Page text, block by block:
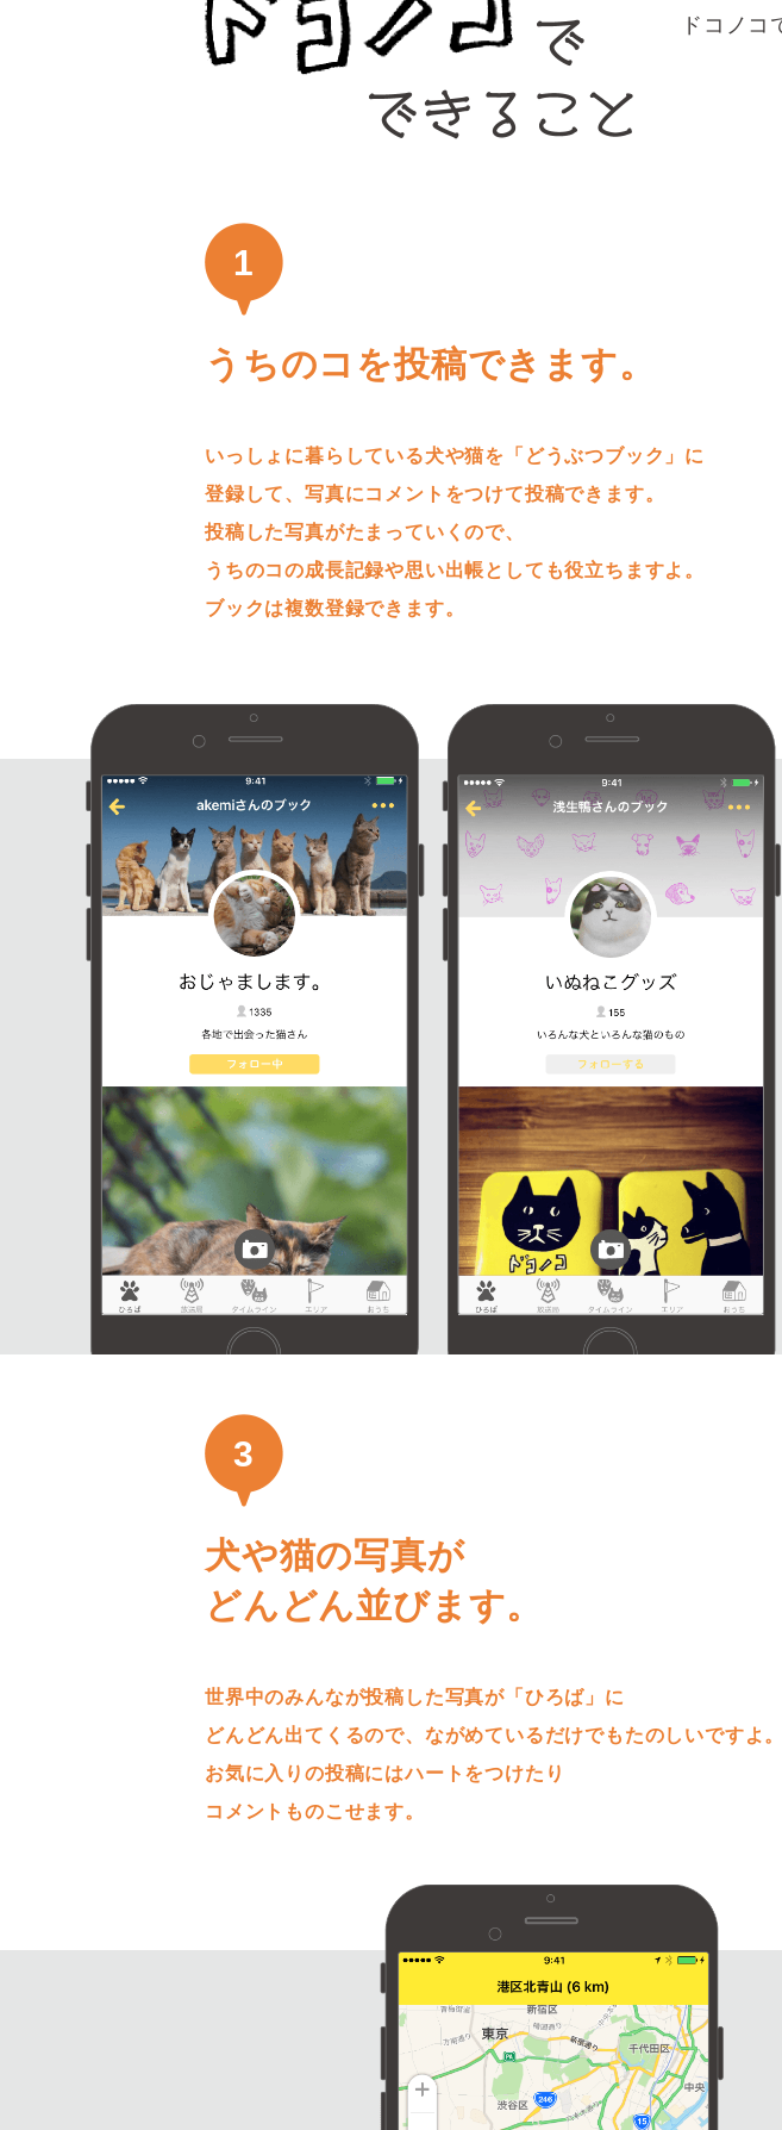
ドコノコ
1
うちのコを投稿できます。
いっしょに暮らしている犬や猫を「どうぶつブック」に
登録して、写真にコメントをつけて投稿できます。
投稿した写真がたまっていくので、
うちのコの成長記録や思い出帳としても役立ちますよ。
ブックは複数登録できます。
3
犬や猫の写真が
どんどん並びます。
世界中のみんなが投稿した写真が「ひろば」に
どんどん出てくるので、ながめているだけでもたのしいですよ。
お気に入りの投稿にはハートをつけたり
コメントものこせます。